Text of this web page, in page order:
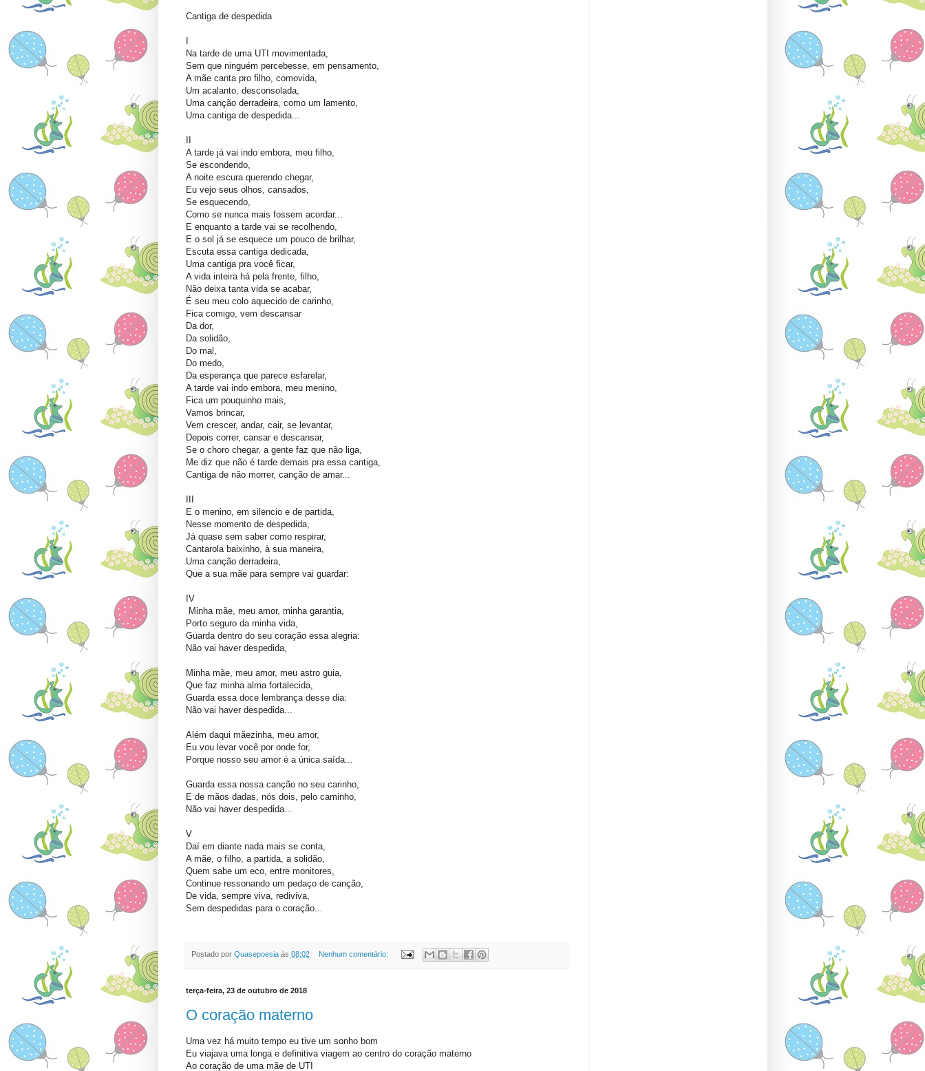
Cantiga de despedida
I
Na tarde de uma UTI movimentada,
Sem que ninguém percebesse, em pensamento,
A mãe canta pro filho, comovida,
Um acalanto, desconsolada,
Uma canção derradeira, como um lamento,
Uma cantiga de despedida...
II
A tarde já vai indo embora, meu filho,
Se escondendo,
A noite escura querendo chegar,
Eu vejo seus olhos, cansados,
Se esquecendo,
Como se nunca mais fossem acordar...
E enquanto a tarde vai se recolhendo,
E o sol já se esquece um pouco de brilhar,
Escuta essa cantiga dedicada,
Uma cantiga pra você ficar,
A vida inteira há pela frente, filho,
Não deixa tanta vida se acabar,
É seu meu colo aquecido de carinho,
Fica comigo, vem descansar
Da dor,
Da solidão,
Do mal,
Do medo,
Da esperança que parece esfarelar,
A tarde vai indo embora, meu menino,
Fica um pouquinho mais,
Vamos brincar,
Vem crescer, andar, cair, se levantar,
Depois correr, cansar e descansar,
Se o choro chegar, a gente faz que não liga,
Me diz que não é tarde demais pra essa cantiga,
Cantiga de não morrer, canção de amar...
III
E o menino, em silencio e de partida,
Nesse momento de despedida,
Já quase sem saber como respirar,
Cantarola baixinho, à sua maneira,
Uma canção derradeira,
Que a sua mãe para sempre vai guardar:
IV
Minha mãe, meu amor, minha garantia,
Porto seguro da minha vida,
Guarda dentro do seu coração essa alegria:
Não vai haver despedida,
Minha mãe, meu amor, meu astro guia,
Que faz minha alma fortalecida,
Guarda essa doce lembrança desse dia:
Não vai haver despedida...
Além daqui mãezinha, meu amor,
Eu vou levar você por onde for,
Porque nosso seu amor é a única saída...
Guarda essa nossa canção no seu carinho,
E de mãos dadas, nós dois, pelo caminho,
Não vai haver despedida...
V
Daí em diante nada mais se conta,
A mãe, o filho, a partida, a solidão,
Quem sabe um eco, entre monitores,
Continue ressonando um pedaço de canção,
De vida, sempre viva, rediviva,
Sem despedidas para o coração...
Postado por Quasepoesia às 08:02 Nenhum comentário:
terça-feira, 23 de outubro de 2018
O coração materno
Uma vez há muito tempo eu tive um sonho bom
Eu viajava uma longa e definitiva viagem ao centro do coração materno
Ao coração de uma mãe de UTI